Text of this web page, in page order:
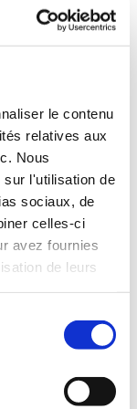
le contenu
relatives aux
Nous
sur l'utilisation de
sociaux, de
celles-ci
avez fournies
de leurs